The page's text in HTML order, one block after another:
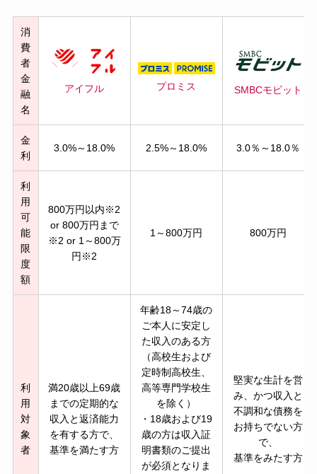
消
費
者
金
融
名
アイフル プロミス SMBCモビット
金
利
3.0%～18.0% 2.5%～18.0% 3.0％～18.0％
利
用
可
能
限
度
額
800万円以内※2
or 800万円まで
※2 or 1～800万
円※2
1～800万円 800万円
利
用
対
象
者
満20歳以上69歳
までの定期的な
収入と返済能力
を有する方で、
基準を満たす方
年齢18～74歳の
ご本人に安定し
た収入のある方
（高校生および
定時制高校生、
高等専門学校生
を除く）
・18歳および19
歳の方は収入証
明書類のご提出
が必須となりま
堅実な生計を営
み、かつ収入と
不調和な債務を
お持ちでない方
で、
基準をみたす方